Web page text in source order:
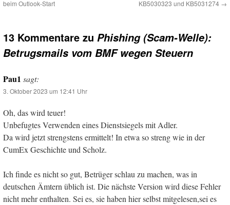
beim Outlook-Start KB5030323 und KB5031274 →
13 Kommentare zu Phishing (Scam-Welle):
Betrugsmails vom BMF wegen Steuern
Pau1 sagt:
3. Oktober 2023 um 12:41 Uhr
Oh, das wird teuer!
Unbefugtes Verwenden eines Dienstsiegels mit Adler.
Da wird jetzt strengstens ermittelt! In etwa so streng wie in der
CumEx Geschichte und Scholz.
Ich finde es nicht so gut, Betrüger schlau zu machen, was in
deutschen Ämtern üblich ist. Die nächste Version wird diese Fehler
nicht mehr enthalten. Sei es, sie haben hier selbst mitgelesen,sei es